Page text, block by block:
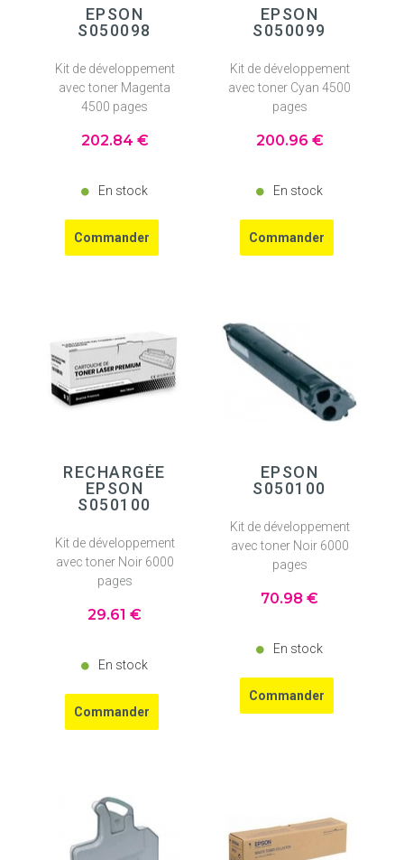
EPSON
S050098
Kit de développement
avec toner Magenta
4500 pages
202.84 €
En stock
EPSON
S050099
Kit de développement
avec toner Cyan 4500
pages
200.96 €
En stock
RECHARGÉE
EPSON
S050100
Kit de développement
avec toner Noir 6000
pages
29.61 €
En stock
EPSON
S050100
Kit de développement
avec toner Noir 6000
pages
70.98 €
En stock